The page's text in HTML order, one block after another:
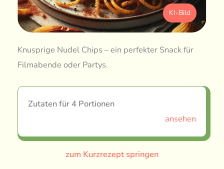
KI-Bild
Knusprige Nudel Chips – ein perfekter Snack für
Filmabende oder Partys.
Zutaten für 4 Portionen
ansehen
zum Kurzrezept springen